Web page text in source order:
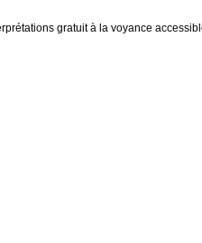
gratuit à la voyance